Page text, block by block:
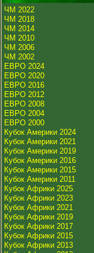
ЧМ 2022
ЧМ 2018
ЧМ 2014
ЧМ 2010
ЧМ 2006
ЧМ 2002
ЕВРО 2024
ЕВРО 2020
ЕВРО 2016
ЕВРО 2012
ЕВРО 2008
ЕВРО 2004
ЕВРО 2000
Кубок Америки 2024
Кубок Америки 2021
Кубок Америки 2019
Кубок Америки 2016
Кубок Америки 2015
Кубок Америки 2011
Кубок Африки 2025
Кубок Африки 2023
Кубок Африки 2021
Кубок Африки 2019
Кубок Африки 2017
Кубок Африки 2015
Кубок Африки 2013